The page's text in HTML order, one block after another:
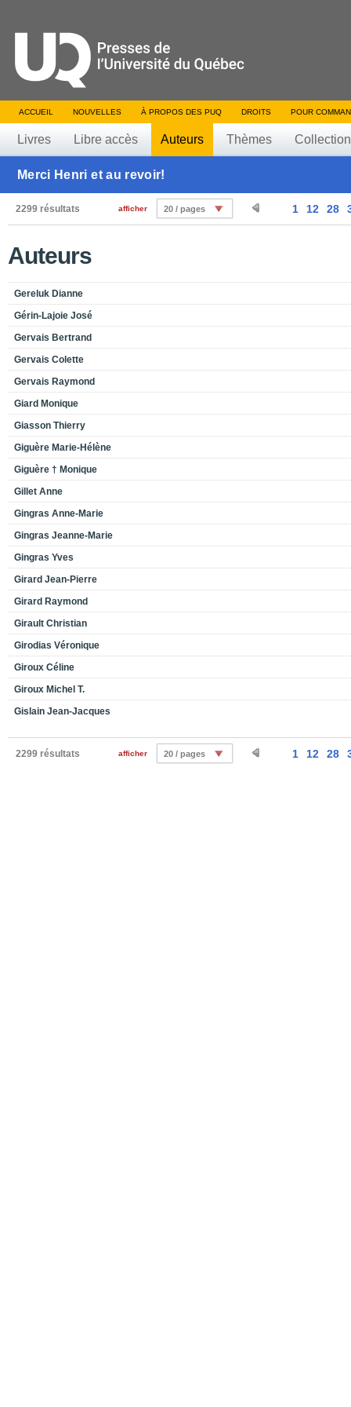
ACCUEIL NOUVELLES À PROPOS DES PUQ DROITS POUR
Livres Libre accès Auteurs Thèmes
Merci Henri et au revoir!
2299 résultats 1 12 28
afficher 20 / pages
Auteurs
Gereluk Dianne
Gérin-Lajoie José
Gervais Bertrand
Gervais Colette
Gervais Raymond
Giard Monique
Giasson Thierry
Giguère Marie-Hélène
Giguère † Monique
Gillet Anne
Gingras Anne-Marie
Gingras Jeanne-Marie
Gingras Yves
Girard Jean-Pierre
Girard Raymond
Girault Christian
Girodias Véronique
Giroux Céline
Giroux Michel T.
Gislain Jean-Jacques
2299 résultats 1 12 28
afficher 20 / pages